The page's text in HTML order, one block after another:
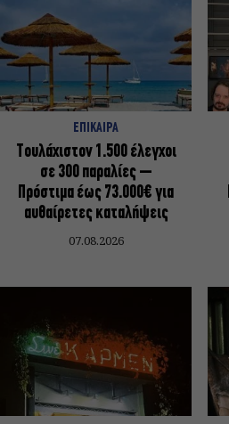
ΕΠΙΚΑΙΡΑ
Τουλάχιστον 1.500 έλεγχοι
σε 300 παραλίες –
Πρόστιμα έως 73.000€ για
αυθαίρετες καταλήψεις
07.08.2026